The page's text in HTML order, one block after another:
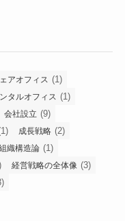
アオフィス (1)
タルオフィス (1)
会社設立 (9)
成長戦略 (2)
織構造論 (1)
経営戦略の全体像 (3)